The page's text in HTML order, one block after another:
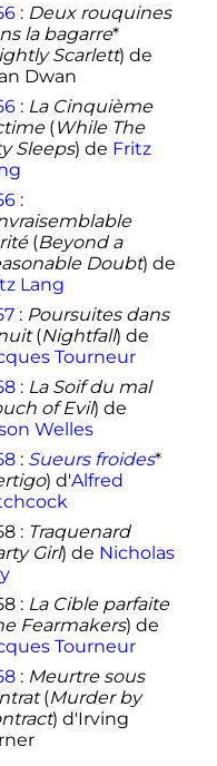
: Deux rouquines
la bagarre*
Scarlett) de
Dwan
: La Cinquième
(While The
Sleeps) de Fritz
:
(Beyond a
Doubt) de
Lang
: Poursuites dans
(Nightfall) de
Tourneur
: La Soif du mal
of Evil) de
Welles
: Sueurs froides*
) d'Alfred
: Traquenard
Girl) de Nicholas
: La Cible parfaite
Fearmakers) de
Tourneur
: Meurtre sous
(Murder by
) d'Irving